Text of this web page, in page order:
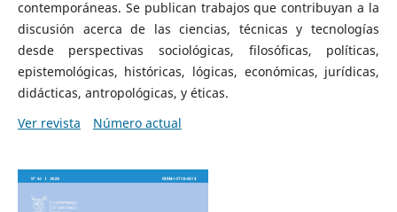
contemporáneas. Se publican trabajos que contribuyan a la
discusión acerca de las ciencias, técnicas y tecnologías
desde perspectivas sociológicas, filosóficas, políticas,
epistemológicas, históricas, lógicas, económicas, jurídicas,
didácticas, antropológicas, y éticas.
Ver revista
Número actual